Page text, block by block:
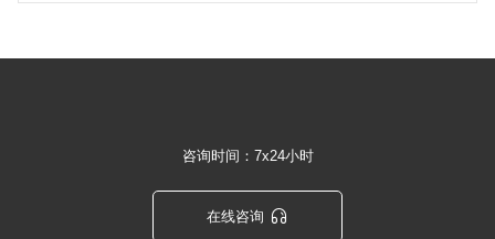
咨询时间：7x24小时
在线咨询 